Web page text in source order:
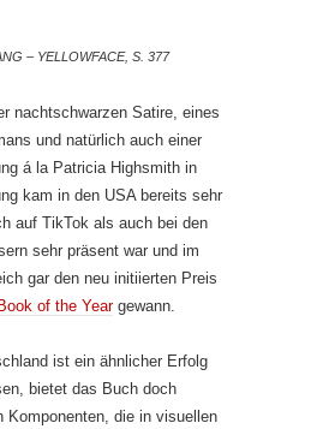
– YELLOWFACE, S. 377
nachtschwarzen Satire, eines
und natürlich auch einer
á la Patricia Highsmith in
kam in den USA bereits sehr
auf TikTok als auch bei den
sehr präsent war und im
gar den neu initiierten Preis
of the Yeargewann.
ist ein ähnlicher Erfolg
bietet das Buch doch
Komponenten, die in visuellen